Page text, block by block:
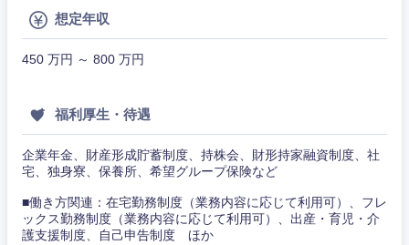
想定年収
450 万円 ～ 800 万円
福利厚生・待遇
企業年金、財産形成貯蓄制度、持株会、財形持家融資制度、社
宅、独身寮、保養所、希望グループ保険など
■働き方関連：在宅勤務制度（業務内容に応じて利用可）、フレ
ックス勤務制度（業務内容に応じて利用可）、出産・育児・介
護支援制度、自己申告制度 ほか